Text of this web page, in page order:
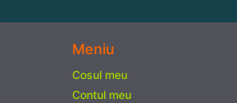
Meniu
Cosul meu
Contul meu